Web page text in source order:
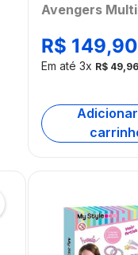
Avengers
R$ 149,90
Em até 3x R$ 49,96